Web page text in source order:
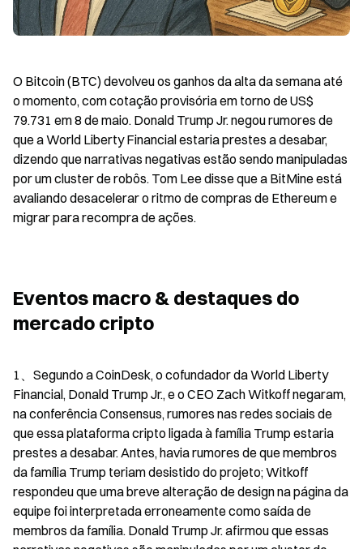
O Bitcoin (BTC) devolveu os ganhos da alta da semana até
o momento, com cotação provisória em torno de US$
79.731 em 8 de maio. Donald Trump Jr. negou rumores de
que a World Liberty Financial estaria prestes a desabar,
dizendo que narrativas negativas estão sendo manipuladas
por um cluster de robôs. Tom Lee disse que a BitMine está
avaliando desacelerar o ritmo de compras de Ethereum e
migrar para recompra de ações.
Eventos macro & destaques do
mercado cripto
1、Segundo a CoinDesk, o cofundador da World Liberty
Financial, Donald Trump Jr., e o CEO Zach Witkoff negaram,
na conferência Consensus, rumores nas redes sociais de
que essa plataforma cripto ligada à família Trump estaria
prestes a desabar. Antes, havia rumores de que membros
da família Trump teriam desistido do projeto; Witkoff
respondeu que uma breve alteração de design na página da
equipe foi interpretada erroneamente como saída de
membros da família. Donald Trump Jr. afirmou que essas